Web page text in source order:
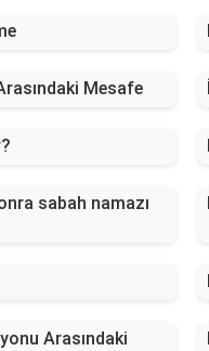
Mesafe
sabah namazı
Arasındaki